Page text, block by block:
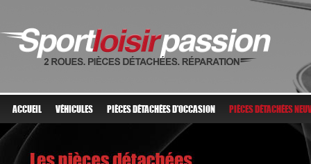
ACCUEIL VÉHICULES PIÈCES DÉTACHÉES D'OCCASION PIÈCES DÉTACHÉES